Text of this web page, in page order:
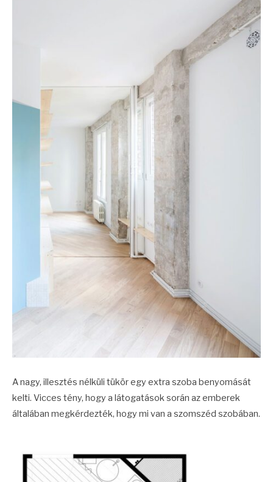
A nagy, illesztés nélküli tükör egy extra szoba benyomását
kelti. Vicces tény, hogy a látogatások során az emberek
általában megkérdezték, hogy mi van a szomszéd szobában.